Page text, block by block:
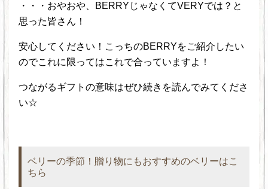
・・・おやおや、BERRYじゃなくてVERYでは？と
思った皆さん！
安心してください！こっちのBERRYをご紹介したい
のでこれに限ってはこれで合っていますよ！
つながるギフトの意味はぜひ続きを読んでみてくださ
い☆
ベリーの季節！贈り物にもおすすめのベリーはこ
ちら